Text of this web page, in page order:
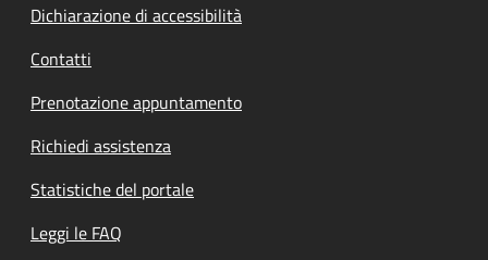
Dichiarazione di accessibilità
Contatti
Prenotazione appuntamento
Richiedi assistenza
Statistiche del portale
Leggi le FAQ